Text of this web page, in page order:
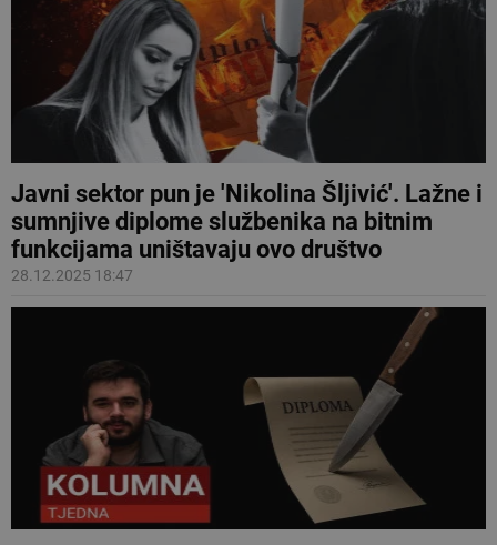
Javni sektor pun je 'Nikolina Šljivić'. Lažne i
sumnjive diplome službenika na bitnim
funkcijama uništavaju ovo društvo
28.12.2025 18:47